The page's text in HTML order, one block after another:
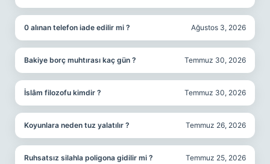
0 alınan telefon iade edilir mi ? Ağustos 3, 2026
Bakiye borç muhtırası kaç gün ? Temmuz 30, 2026
İslâm filozofu kimdir ? Temmuz 30, 2026
Koyunlara neden tuz yalatılır ? Temmuz 26, 2026
Ruhsatsız silahla poligona gidilir mi ? Temmuz 25, 2026